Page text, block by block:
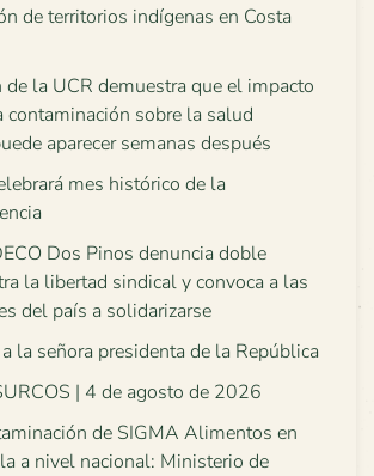
de territorios indígenas en Costa
de la UCR demuestra que el impacto
contaminación sobre la salud
aparecer semanas después
mes histórico de la
Dos Pinos denuncia doble
la libertad sindical y convoca a las
del país a solidarizarse
la señora presidenta de la República
| 4 de agosto de 2026
de SIGMA Alimentos en
a nivel nacional: Ministerio de